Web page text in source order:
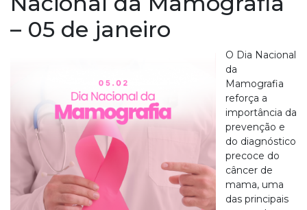
– 05 de janeiro
O Dia Nacional
da
Mamografia
reforça a
importância da
prevenção e
do diagnóstico
precoce do
câncer de
mama, uma
das principais